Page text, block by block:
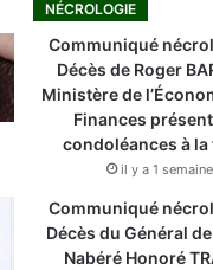
NÉCROLOGIE
Communiqué
Décès de Roger
Ministère de
Finances
condoléances à la
il y a 1 semaine
Communiqué
Décès du Général
Nabéré Honoré